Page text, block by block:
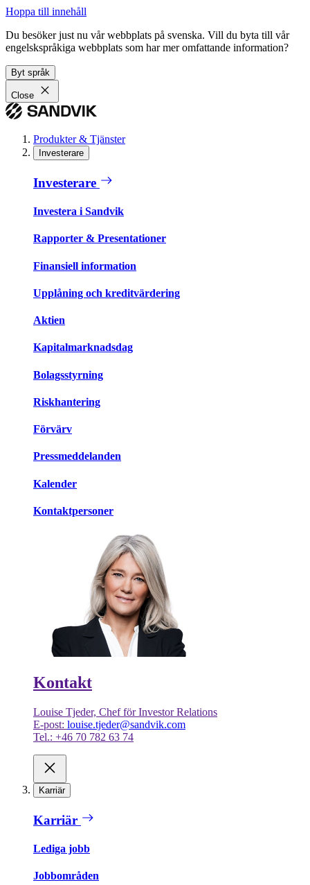
Hoppa till innehåll
Du besöker just nu vår webbplats på svenska. Vill du byta till vår
engelskspråkiga webbplats som har mer omfattande information?
Byt språk
Close
Produkter & Tjänster
Investerare
Investerare
Investera i Sandvik
Rapporter & Presentationer
Finansiell information
Upplåning och kreditvärdering
Aktien
Kapitalmarknadsdag
Bolagsstyrning
Riskhantering
Förvärv
Pressmeddelanden
Kalender
Kontaktpersoner
Kontakt
Louise Tjeder, Chef för Investor Relations
E-post: louise.tjeder@sandvik.com
Tel.: +46 70 782 63 74
Karriär
Karriär
Lediga jobb
Jobbområden